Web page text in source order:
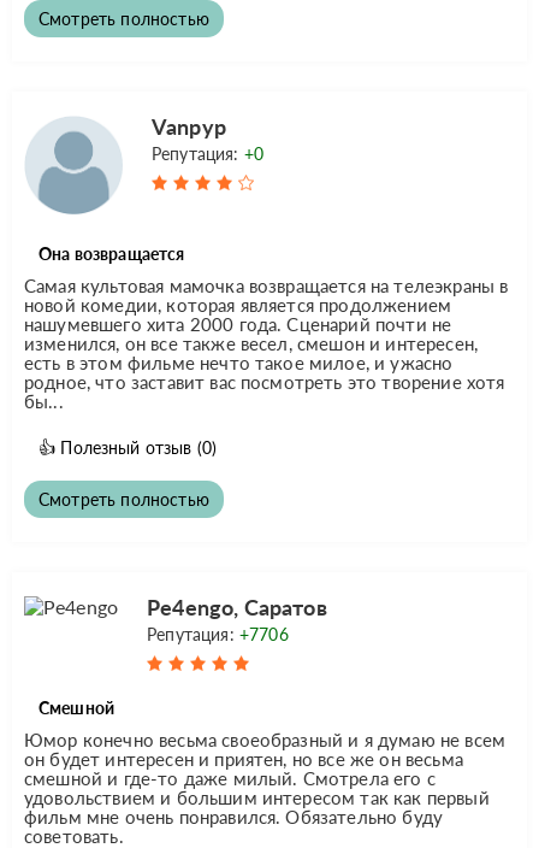
Смотреть полностью
Vanpyp
Репутация: +0
Она возвращается
Самая культовая мамочка возвращается на телеэкраны в
новой комедии, которая является продолжением
нашумевшего хита 2000 года. Сценарий почти не
изменился, он все также весел, смешон и интересен,
есть в этом фильме нечто такое милое, и ужасно
родное, что заставит вас посмотреть это творение хотя
бы...
👍 Полезный отзыв (0)
Смотреть полностью
Pe4engo, Саратов
Репутация: +7706
Смешной
Юмор конечно весьма своеобразный и я думаю не всем
он будет интересен и приятен, но все же он весьма
смешной и где-то даже милый. Смотрела его с
удовольствием и большим интересом так как первый
фильм мне очень понравился. Обязательно буду
советовать.